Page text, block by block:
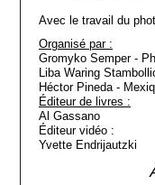
Avec le travail du
Organisé par :
Gromyko Semper -
Liba Waring
Héctor Pineda -
Éditeur de livres :
Al Gassano
Éditeur vidéo :
Yvette Endrijautzki